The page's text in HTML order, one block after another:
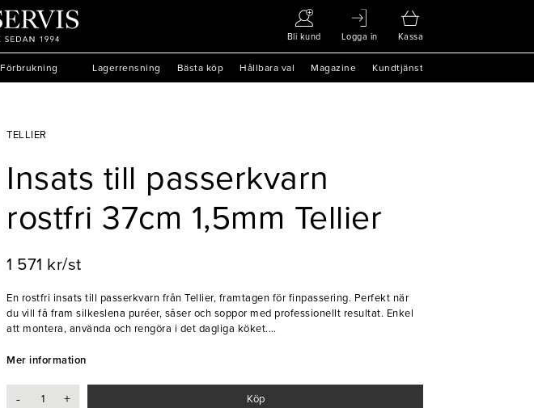
Bli kund Logga in Kassa
Förbrukning Lagerrensning Bästa köp Hållbara val Magazine Kundtjänst
TELLIER
Insats till passerkvarn
rostfri 37cm 1,5mm Tellier
1 571 kr/st
En rostfri insats till passerkvarn från Tellier, framtagen för finpassering. Perfekt när
du vill få fram silkeslena puréer, såser och soppor med professionellt resultat. Enkel
att montera, använda och rengöra i det dagliga köket.
- Tillverkad i rostfritt stål
Mer information
- + Köp